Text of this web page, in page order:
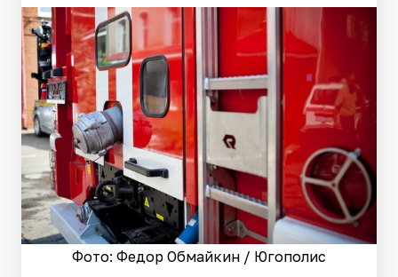
Фото: Федор Обмайкин / Югополис